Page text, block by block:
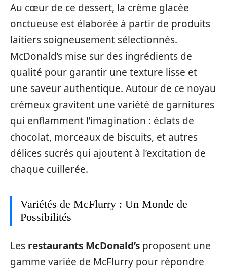
Au cœur de ce dessert, la crème glacée
onctueuse est élaborée à partir de produits
laitiers soigneusement sélectionnés.
McDonald’s mise sur des ingrédients de
qualité pour garantir une texture lisse et
une saveur authentique. Autour de ce noyau
crémeux gravitent une variété de garnitures
qui enflamment l’imagination : éclats de
chocolat, morceaux de biscuits, et autres
délices sucrés qui ajoutent à l’excitation de
chaque cuillerée.
Variétés de McFlurry : Un Monde de
Possibilités
Les restaurants McDonald’s proposent une
gamme variée de McFlurry pour répondre